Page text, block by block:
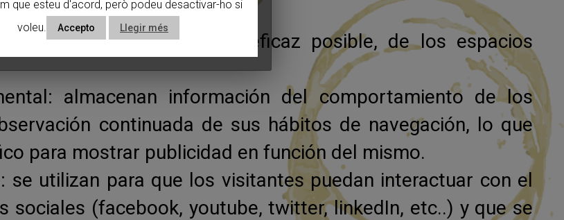
del servicio.
de la forma más eficaz posible, de los espacios
almacenan información del comportamiento de los
continuada de sus hábitos de navegación, lo que
para mostrar publicidad en función del mismo.
se utilizan para que los visitantes puedan interactuar con el
(facebook, youtube, twitter, linkedIn, etc..) y que se
que esteu d'acord, però podeu desactivar-ho si
voleu.
Accepto Llegir més